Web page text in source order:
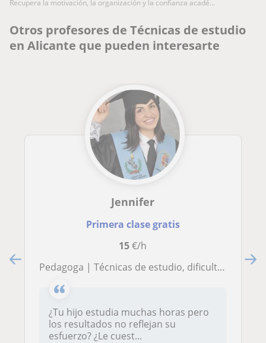
recupera la motivación, la organización y la confianza acadé...
Otros profesores de Técnicas de estudio
en Alicante que pueden interesarte
Jennifer
Primera clase gratis
15€/h
Pedagoga | Técnicas de estudio, dificultades de aprendizaje y orientación educativa
¿Tu hijo estudia muchas horas pero
los resultados no reflejan su
esfuerzo? ¿Le cuest...